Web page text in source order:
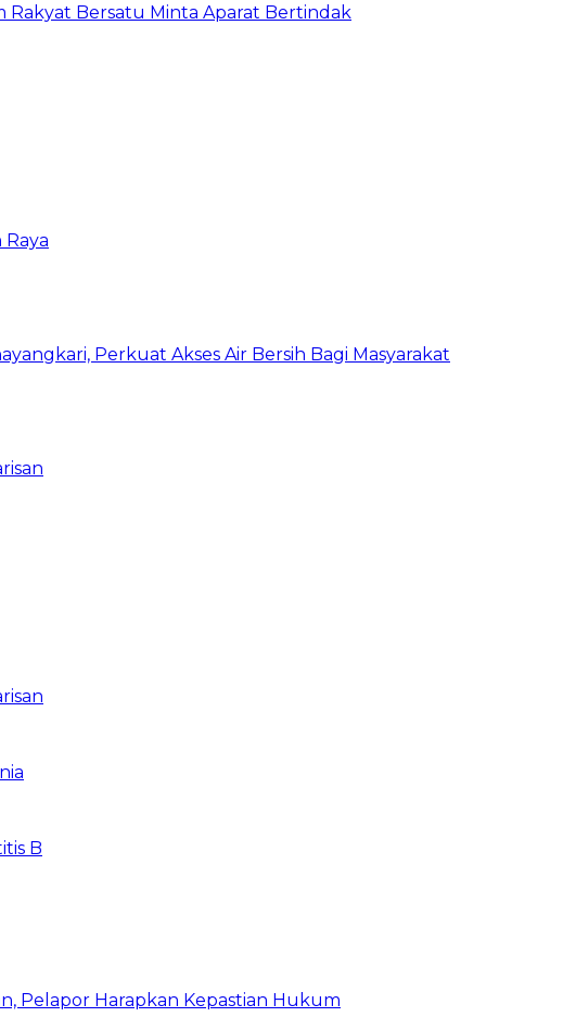
Rakyat Bersatu Minta Aparat Bertindak
Perkuat Akses Air Bersih Bagi Masyarakat
B
Pelapor Harapkan Kepastian Hukum